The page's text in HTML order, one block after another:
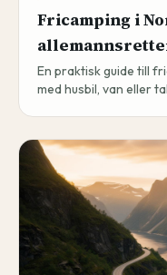
Fricamping i
En praktisk guide till
med husbil, van eller